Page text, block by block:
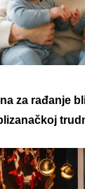
za rađanje